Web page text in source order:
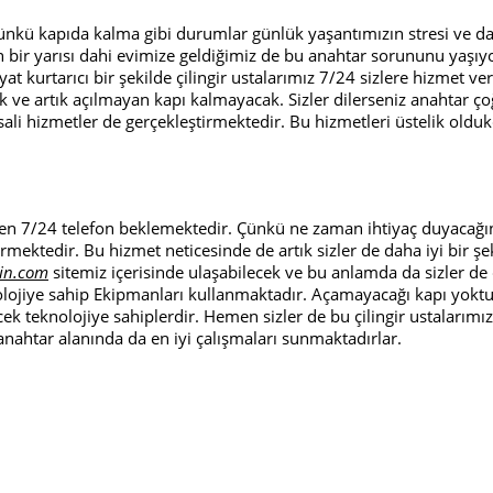
kapıda kalma gibi durumlar günlük yaşantımızın stresi ve
bir yarısı dahi evimize geldiğimiz de bu anahtar sorununu
kurtarıcı bir şekilde çilingir ustalarımız 7/24 sizlere hizmet
artık açılmayan kapı kalmayacak. Sizler dilerseniz anahtar
hizmetler de gerçekleştirmektedir. Bu hizmetleri üstelik
7/24 telefon beklemektedir. Çünkü ne zaman ihtiyaç
Bu hizmet neticesinde de artık sizler de daha iyi bir
sitemiz içerisinde ulaşabilecek ve bu anlamda da sizler
sahip Ekipmanları kullanmaktadır. Açamayacağı kapı
teknolojiye sahiplerdir. Hemen sizler de bu çilingir
alanında da en iyi çalışmaları sunmaktadırlar.